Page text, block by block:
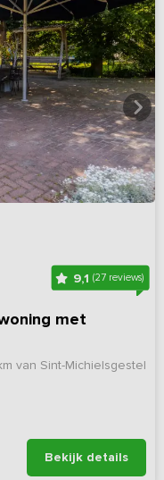
9,1(27 reviews)
met
van Sint-Michielsgestel
Bekijk details